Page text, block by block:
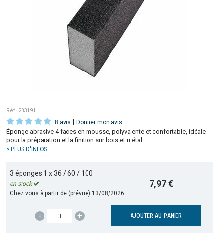
Réf. 283191
8 avis |Donner mon avis
Éponge abrasive 4 faces en mousse, polyvalente et confortable, idéale
pour la préparation et la finition sur bois et métal.
PLUS D'INFOS
3 éponges 1 x 36 / 60 / 100
en stock
Chez vous à partir de (prévue) 13/08/2026
7,97 €
- + AJOUTER AU PANIER